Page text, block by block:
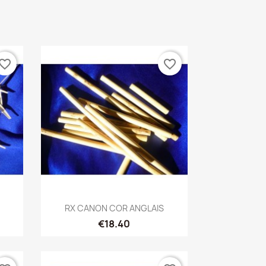
Quick view
RX CANON COR ANGLAIS
€18.40
favorite_border